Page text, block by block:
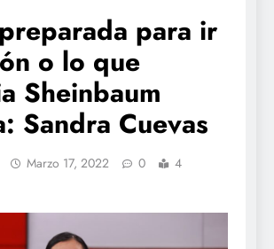
para ir
o lo que
Sheinbaum
Sandra Cuevas
Marzo 17, 2022 0
4